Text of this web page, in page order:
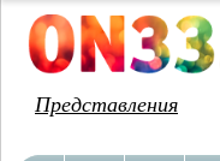
Представления